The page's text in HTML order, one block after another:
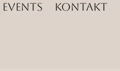
Events Kontakt